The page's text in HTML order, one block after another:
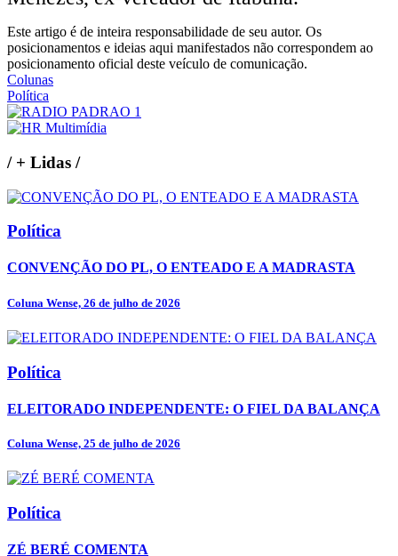
Este artigo é de inteira responsabilidade de seu autor. Os
posicionamentos e ideias aqui manifestados não correspondem ao
posicionamento oficial deste veículo de comunicação.
Colunas
Política
/+ Lidas /
Política
CONVENÇÃO DO PL, O ENTEADO E A MADRASTA
Coluna Wense, 26 de julho de 2026
Política
ELEITORADO INDEPENDENTE: O FIEL DA BALANÇA
Coluna Wense, 25 de julho de 2026
Política
ZÉ BERÉ COMENTA